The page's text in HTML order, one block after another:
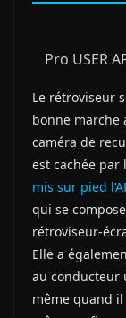
Pro USER
Le rétroviseur
bonne marche
caméra de
est cachée par
mis sur pied
qui se compose
rétroviseur-
Elle a
au conducteur
même quand